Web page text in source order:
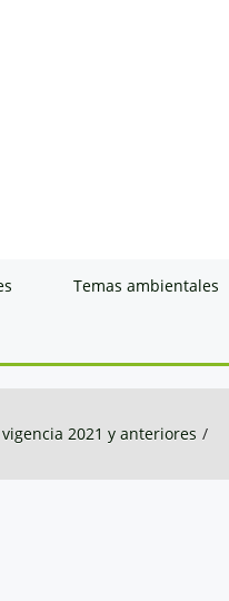
Temas ambientales
2021 y anteriores /